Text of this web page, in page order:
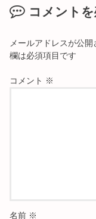
コメント
メールアドレスが公開
欄は必須項目です
コメント ※
名前 ※